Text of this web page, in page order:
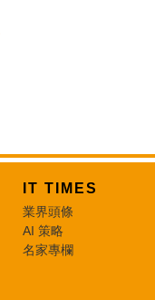
IT TIMES
業界頭條
AI 策略
名家專欄